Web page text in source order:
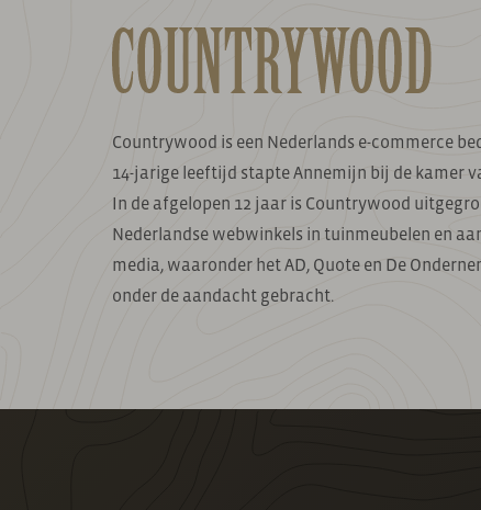
Countrywood is een Nederlands e-commerce
14-jarige leeftijd stapte Annemijn bij de kamer
In de afgelopen 12 jaar is Countrywood
Nederlandse webwinkels in tuinmeubelen en
media, waaronder het AD, Quote en De
onder de aandacht gebracht.